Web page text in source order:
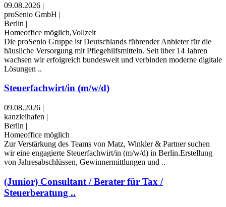
09.08.2026 |
proSenio GmbH |
Berlin |
Homeoffice möglich,Vollzeit
Die proSenio Gruppe ist Deutschlands führender Anbieter für die
häusliche Versorgung mit Pflegehilfsmitteln. Seit über 14 Jahren
wachsen wir erfolgreich bundesweit und verbinden moderne digitale
Lösungen ..
Steuerfachwirt/in (m/w/d)
09.08.2026 |
kanzleihafen |
Berlin |
Homeoffice möglich
Zur Verstärkung des Teams von Matz, Winkler & Partner suchen
wir eine engagierte Steuerfachwirt/in (m/w/d) in Berlin.Erstellung
von Jahresabschlüssen, Gewinnermittlungen und ..
(Junior) Consultant / Berater für Tax /
Steuerberatung ..